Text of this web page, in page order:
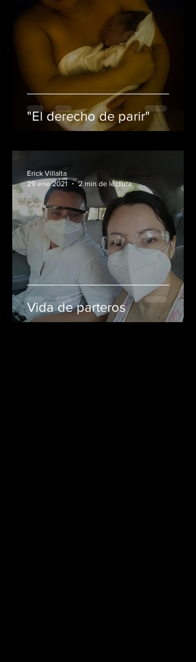
"El derecho de parir"
Vida de parteros
Erick Villalta
29 ene 2021
2 min de lectura